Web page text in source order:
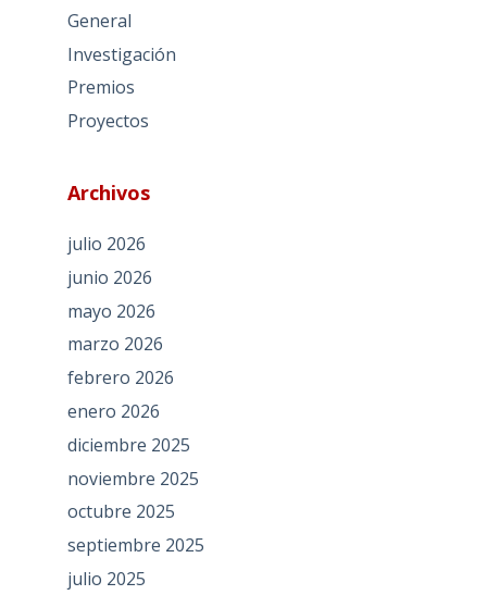
General
Investigación
Premios
Proyectos
Archivos
julio 2026
junio 2026
mayo 2026
marzo 2026
febrero 2026
enero 2026
diciembre 2025
noviembre 2025
octubre 2025
septiembre 2025
julio 2025